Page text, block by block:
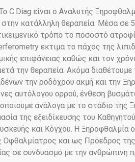
C.Diag είναι ο Αναλυτής
στην κατάλληλη θεραπεία. Μέσα σε
τρόπο το ποσοστό
εκτιμα το πάχος της
επιφάνειας καθώς και τον
την θεραπεία. Ακόμα
την ροδόχρου ακμή και την
αυτόλογου ορρού, ένθεση
ανάλογα με το στάδιο της
της εξειδίκευσης του
και Κόγχου. Η Ξηροφθαλμία
Οφθαλμίατρος και ως Πρόεδρος
σε συνδυασμό με την ανθρώπινη